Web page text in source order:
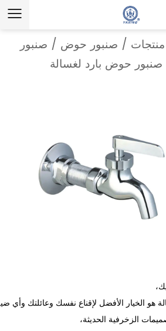
منتجات / صنبور حوض / صنبور
صنبور حوض بارد لغسالة
،
هو الخيار الأفضل لإقناع نفسك وعائلتك وأي
الزخرفية الحديثة،